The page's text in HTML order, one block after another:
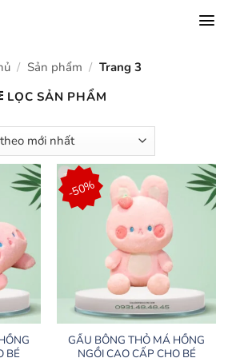
/ Sản phẩm / Trang 3
LỌC SẢN PHẨM
BÉ
-50%
GẤU BÔNG THỎ MÁ HỒNG
NGỒI CAO CẤP CHO BÉ